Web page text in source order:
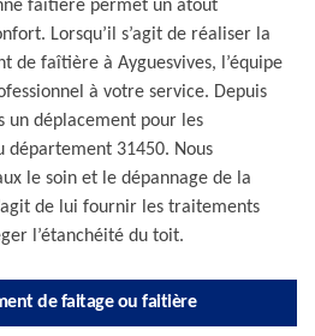
faîtière permet un atout
Lorsqu’il s’agit de réaliser la
de faîtière à Ayguesvives, l’équipe
à votre service. Depuis
un déplacement pour les
département 31450. Nous
le soin et le dépannage de la
de lui fournir les traitements
l’étanchéité du toit.
de faitage ou faitière